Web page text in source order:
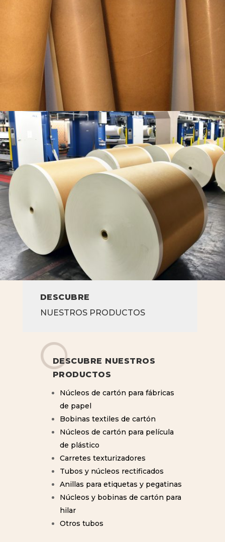
DESCUBRE
NUESTROS PRODUCTOS
DESCUBRE NUESTROS
PRODUCTOS
Núcleos de cartón para fábricas
de papel
Bobinas textiles de cartón
Núcleos de cartón para película
de plástico
Carretes texturizadores
Tubos y núcleos rectificados
Anillas para etiquetas y pegatinas
Núcleos y bobinas de cartón para
hilar
Otros tubos